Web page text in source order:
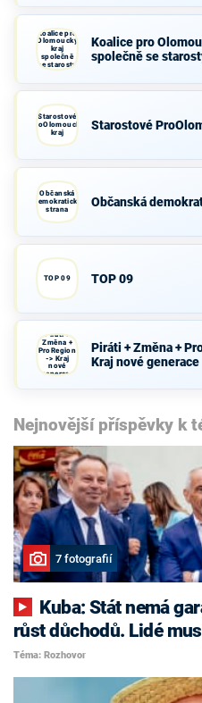
Koalice pro
Olomoucký
kraj
společně
se starosty
Koalice pro
společně se
Starostové
ProOlomoucký
kraj
Starostové
Občanská
demokratická
strana
Občanská
TOP 09 TOP 09
Piráti +
Změna +
ProRegion
-> Kraj
nové
generace
Piráti + Změna +
Kraj nové generace
Nejnovější příspěvky k
7 fotografií
růst důchodů. Lidé
Téma: Rozhovor